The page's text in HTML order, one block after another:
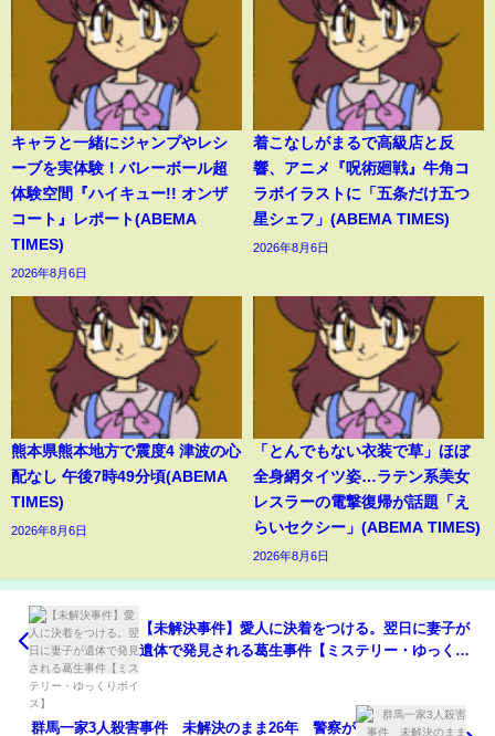
キャラと一緒にジャンプやレシ
ーブを実体験！バレーボール超
体験空間『ハイキュー!! オンザ
コート』レポート(ABEMA
TIMES)
2026年8月6日
着こなしがまるで高級店と反
響、アニメ『呪術廻戦』牛角コ
ラボイラストに「五条だけ五つ
星シェフ」(ABEMA TIMES)
2026年8月6日
熊本県熊本地方で震度4 津波の心
配なし 午後7時49分頃(ABEMA
TIMES)
2026年8月6日
「とんでもない衣装で草」ほぼ
全身網タイツ姿…ラテン系美女
レスラーの電撃復帰が話題「え
らいセクシー」(ABEMA TIMES)
2026年8月6日
【未解決事件】愛人に決着をつける。翌日に妻子が
遺体で発見される葛生事件【ミステリー・ゆっくり
群馬一家3人殺害事件 未解決のまま26年 警察が